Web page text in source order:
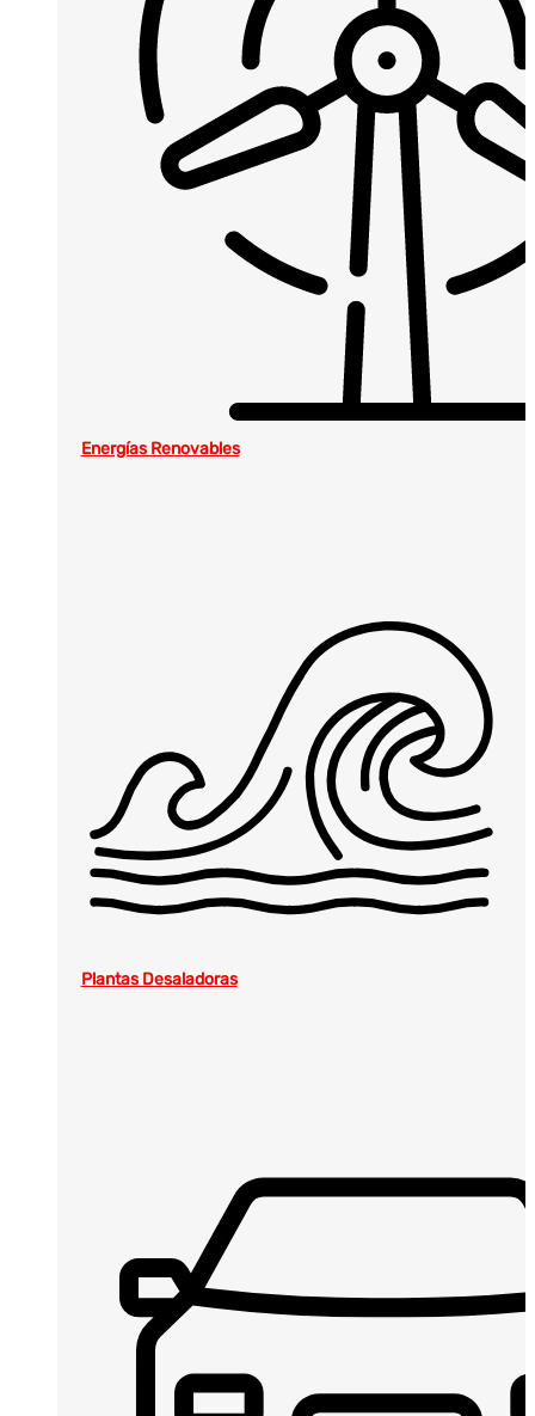
Energías Renovables
Plantas Desaladoras